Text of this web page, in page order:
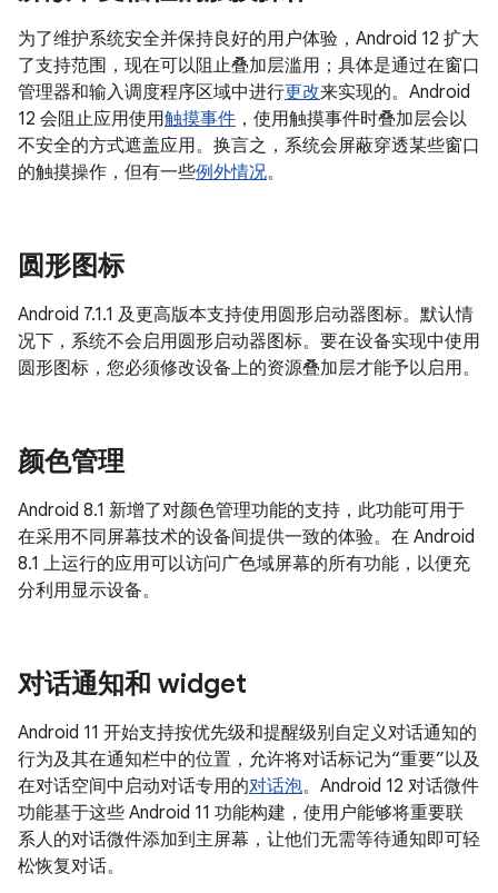
为了维护系统安全并保持良好的用户体验，Android 12 扩大
了支持范围，现在可以阻止叠加层滥用；具体是通过在窗口
管理器和输入调度程序区域中进行更改来实现的。Android
12 会阻止应用使用触摸事件 ，使用触摸事件时叠加层会以
不安全的方式遮盖应用。换言之，系统会屏蔽穿透某些窗口
的触摸操作，但有一些例外情况。
圆形图标
Android 7.1.1 及更高版本支持使用圆形启动器图标。默认情
况下，系统不会启用圆形启动器图标。要在设备实现中使用
圆形图标，您必须修改设备上的资源叠加层才能予以启用。
颜色管理
Android 8.1 新增了对颜色管理功能的支持，此功能可用于
在采用不同屏幕技术的设备间提供一致的体验。在 Android
8.1 上运行的应用可以访问广色域屏幕的所有功能，以便充
分利用显示设备。
对话通知和 widget
Android 11 开始支持按优先级和提醒级别自定义对话通知的
行为及其在通知栏中的位置，允许将对话标记为“重要”以及
在对话空间中启动对话专用的对话泡。Android 12 对话微件
功能基于这些 Android 11 功能构建，使用户能够将重要联
系人的对话微件添加到主屏幕，让他们无需等待通知即可轻
松恢复对话。